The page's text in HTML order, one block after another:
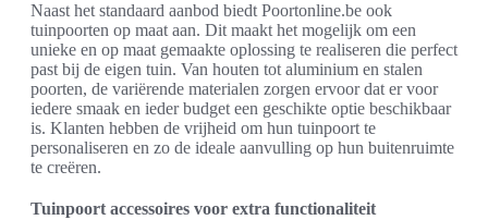
Naast het standaard aanbod biedt Poortonline.be ook
tuinpoorten op maat aan. Dit maakt het mogelijk om een
unieke en op maat gemaakte oplossing te realiseren die perfect
past bij de eigen tuin. Van houten tot aluminium en stalen
poorten, de variërende materialen zorgen ervoor dat er voor
iedere smaak en ieder budget een geschikte optie beschikbaar
is. Klanten hebben de vrijheid om hun tuinpoort te
personaliseren en zo de ideale aanvulling op hun buitenruimte
te creëren.
Tuinpoort accessoires voor extra functionaliteit